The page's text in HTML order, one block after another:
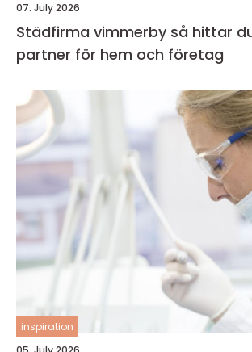
07. July 2026
Städfirma vimmerby så hittar du rätt
partner för hem och företag
inspiration